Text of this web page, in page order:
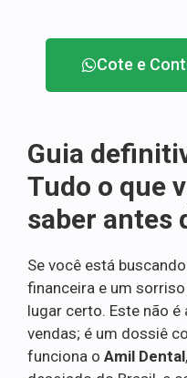
Cote e
Guia
Tudo o que
saber antes
Se você está
financeira e um
lugar certo. Este não
vendas; é um dossiê
funciona o Amil Dental